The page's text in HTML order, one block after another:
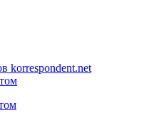
korrespondent.net